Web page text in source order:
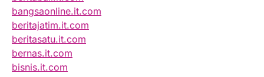
bangsaonline.it.com
beritajatim.it.com
beritasatu.it.com
bernas.it.com
bisnis.it.com